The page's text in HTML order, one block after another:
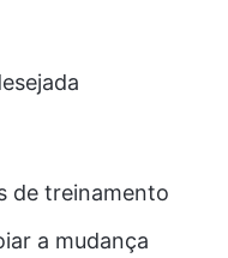
de treinamento
a mudança